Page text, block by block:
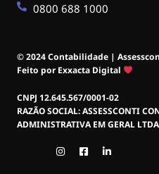
0800 688 1000
© 2024 Contabilidade |
Feito por Exxacta Digital
CNPJ 12.645.567/0001-02
RAZÃO SOCIAL: ASSESSCONTI
ADMINISTRATIVA EM GERAL LTDA